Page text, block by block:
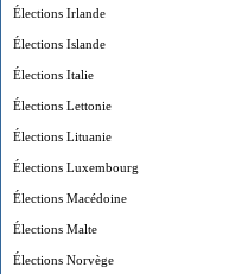
Élections Irlande
Élections Islande
Élections Italie
Élections Lettonie
Élections Lituanie
Élections Luxembourg
Élections Macédoine
Élections Malte
Élections Norvège